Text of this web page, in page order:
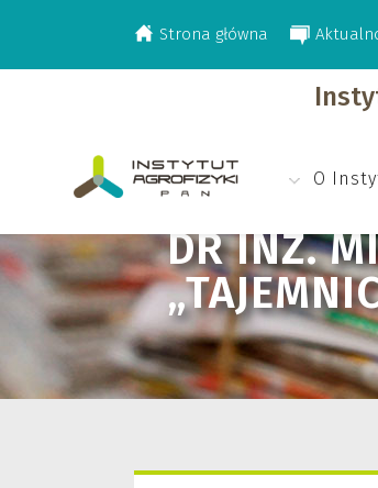
Strona główna
O
DR INŻ.
>Aktualności>Dr inż.